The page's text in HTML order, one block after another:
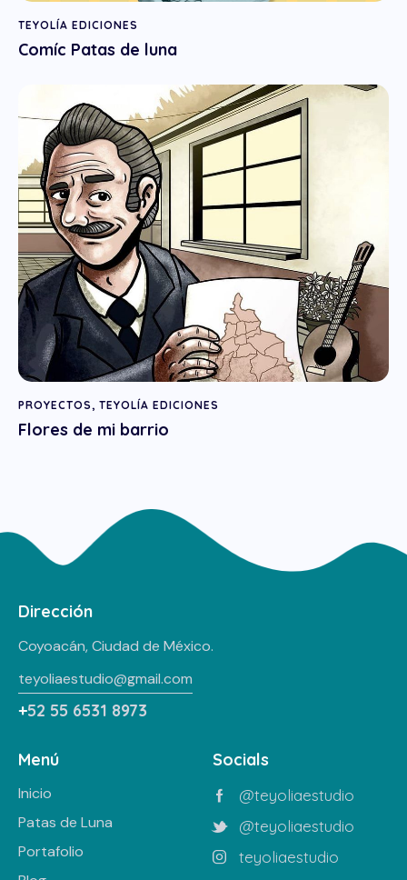
TEYOLÍA EDICIONES
Comíc Patas de luna
PROYECTOS, TEYOLÍA EDICIONES
Flores de mi barrio
Dirección
Coyoacán, Ciudad de México.
teyoliaestudio@gmail.com
+52 55 6531 8973
Menú
Inicio
Patas de Luna
Portafolio
Socials
@teyoliaestudio
@teyoliaestudio
teyoliaestudio